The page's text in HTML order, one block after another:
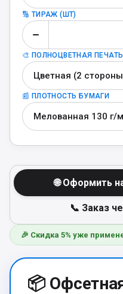
🔢 ТИРАЖ (ШТ)
🎨 ПОЛНОЦВЕТНАЯ ПЕЧАТЬ
Цветная (2
📰 ПЛОТНОСТЬ БУМАГИ
Мелованная 130 г/
🌐 Оформить
📞 Заказ
🎉 Скидка 5% уже
📦